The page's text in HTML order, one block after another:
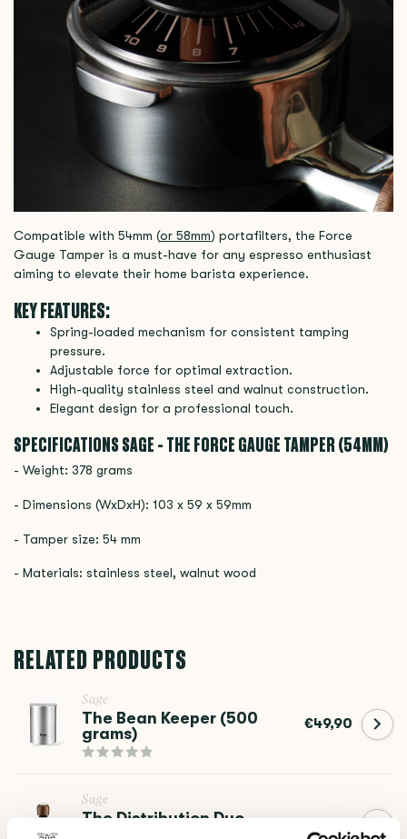
Compatible with 54mm (or 58mm) portafilters, the Force
Gauge Tamper is a must-have for any espresso enthusiast
aiming to elevate their home barista experience.
KEY FEATURES:
Spring-loaded mechanism for consistent tamping
pressure.
Adjustable force for optimal extraction.
High-quality stainless steel and walnut construction.
Elegant design for a professional touch.
SPECIFICATIONS SAGE - THE FORCE GAUGE TAMPER (54MM)
- Weight: 378 grams
- Dimensions (WxDxH): 103 x 59 x 59mm
- Tamper size: 54 mm
- Materials: stainless steel, walnut wood
RELATED PRODUCTS
Sage
The Bean Keeper (500
grams)
€49,90
Sage
The Distribution Duo